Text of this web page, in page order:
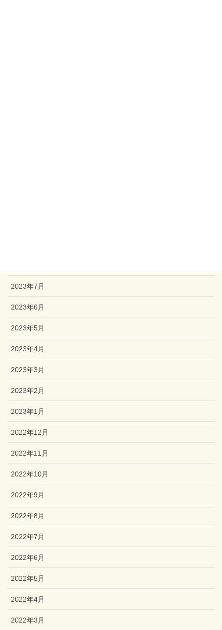
2023年7月
2023年6月
2023年5月
2023年4月
2023年3月
2023年2月
2023年1月
2022年12月
2022年11月
2022年10月
2022年9月
2022年8月
2022年7月
2022年6月
2022年5月
2022年4月
2022年3月